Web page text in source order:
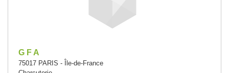
G F A
75017 PARIS - Île-de-France